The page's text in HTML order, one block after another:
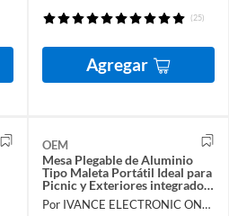
(25)
Agregar
OEM
Mesa Plegable de Aluminio
Tipo Maleta Portátil Ideal para
Picnic y Exteriores integrado
con 4 Bancos
Por IVANCE ELECTRONIC ONLINE